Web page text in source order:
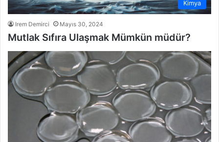
Kimya
Irem Demirci Mayıs 30, 2024
Mutlak Sıfıra Ulaşmak Mümkün müdür?